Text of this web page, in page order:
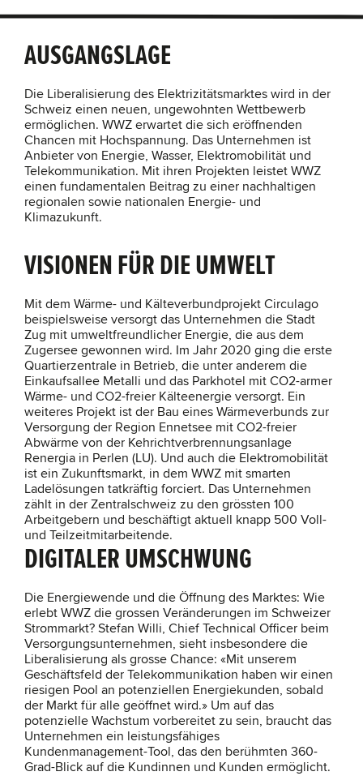
AUSGANGSLAGE
Die Liberalisierung des Elektrizitätsmarktes wird in der
Schweiz einen neuen, ungewohnten Wettbewerb
ermöglichen. WWZ erwartet die sich eröffnenden
Chancen mit Hochspannung. Das Unternehmen ist
Anbieter von Energie, Wasser, Elektromobilität und
Telekommunikation. Mit ihren Projekten leistet WWZ
einen fundamentalen Beitrag zu einer nachhaltigen
regionalen sowie nationalen Energie- und
Klimazukunft.
VISIONEN FÜR DIE UMWELT
Mit dem Wärme- und Kälteverbundprojekt Circulago
beispielsweise versorgt das Unternehmen die Stadt
Zug mit umweltfreundlicher Energie, die aus dem
Zugersee gewonnen wird. Im Jahr 2020 ging die erste
Quartierzentrale in Betrieb, die unter anderem die
Einkaufsallee Metalli und das Parkhotel mit CO2-armer
Wärme- und CO2-freier Kälteenergie versorgt. Ein
weiteres Projekt ist der Bau eines Wärmeverbunds zur
Versorgung der Region Ennetsee mit CO2-freier
Abwärme von der Kehrichtverbrennungsanlage
Renergia in Perlen (LU). Und auch die Elektromobilität
ist ein Zukunftsmarkt, in dem WWZ mit smarten
Ladelösungen tatkräftig forciert. Das Unternehmen
zählt in der Zentralschweiz zu den grössten 100
Arbeitgebern und beschäftigt aktuell knapp 500 Voll-
und Teilzeitmitarbeitende.
DIGITALER UMSCHWUNG
Die Energiewende und die Öffnung des Marktes: Wie
erlebt WWZ die grossen Veränderungen im Schweizer
Strommarkt? Stefan Willi, Chief Technical Officer beim
Versorgungsunternehmen, sieht insbesondere die
Liberalisierung als grosse Chance: «Mit unserem
Geschäftsfeld der Telekommunikation haben wir einen
riesigen Pool an potenziellen Energiekunden, sobald
der Markt für alle geöffnet wird.» Um auf das
potenzielle Wachstum vorbereitet zu sein, braucht das
Unternehmen ein leistungsfähiges
Kundenmanagement-Tool, das den berühmten 360-
Grad-Blick auf die Kundinnen und Kunden ermöglicht.